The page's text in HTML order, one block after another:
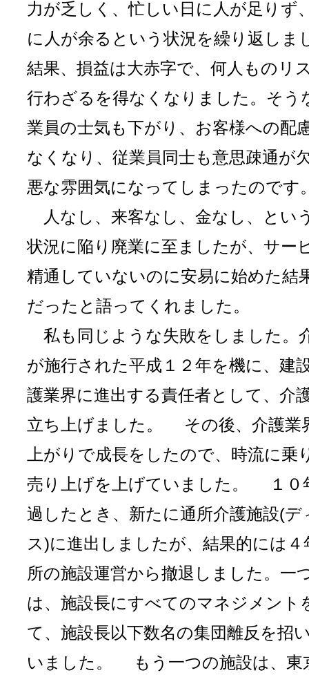
力が乏しく、忙しい日に人が足りず
に人が余るという状況を繰り返し
結果、損益は大赤字で、何人ものリ
行わざるを得なくなりました。そう
業員の士気も下がり、お客様への配
なくなり、従業員同士も意思疎通が
悪な雰囲気になってしまったのです
人なし、来客なし、金なし、とい
状況に陥り廃業に至ましたが、サー
精通していないのに安易に始めた結
だったと語ってくれました。
私も同じような失敗をしました。
が施行された平成１２年を機に、建
護業界に進出する責任者として、介
立ち上げました。 その後、介護業
上がりで成長をしたので、時流に乗
売り上げを上げていました。 １０
過したとき、新たに通所介護施設(デ
ス)に進出しましたが、結果的には４
所の施設運営から撤退しました。一
は、施設長にすべてのマネジメント
て、施設長以下数名の集団離反を招
いました。 もう一つの施設は、東